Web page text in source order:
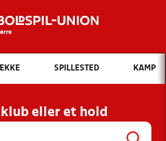
Hvad vil du søge efter?
INDHOLD OG NYHEDER
KLUBBER OG
HOLD
SPILLESTED KAMP
klub eller et hold